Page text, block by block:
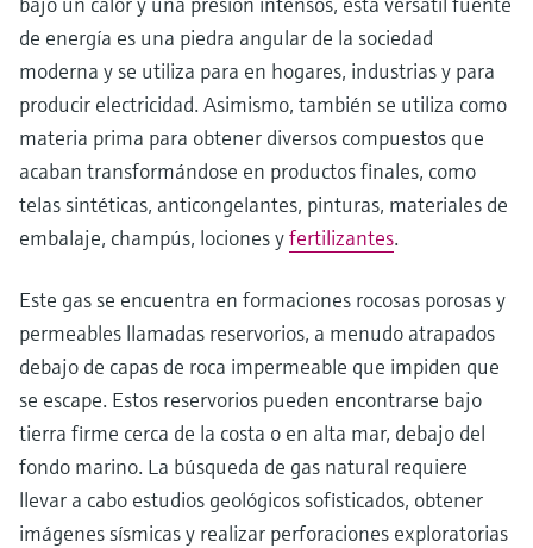
de energía es una piedra angular de la sociedad
moderna y se utiliza para en hogares, industrias y para
producir electricidad. Asimismo, también se utiliza como
materia prima para obtener diversos compuestos que
acaban transformándose en productos finales, como
telas sintéticas, anticongelantes, pinturas, materiales de
embalaje, champús, lociones yfertilizantes.
Este gas se encuentra en formaciones rocosas porosas y
permeables llamadas reservorios, a menudo atrapados
debajo de capas de roca impermeable que impiden que
se escape. Estos reservorios pueden encontrarse bajo
tierra firme cerca de la costa o en alta mar, debajo del
fondo marino. La búsqueda de gas natural requiere
llevar a cabo estudios geológicos sofisticados, obtener
imágenes sísmicas y realizar perforaciones exploratorias